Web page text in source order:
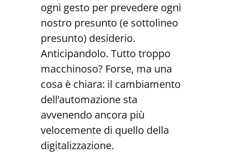
ogni gesto per prevedere ogni
nostro presunto (e sottolineo
presunto) desiderio.
Anticipandolo. Tutto troppo
macchinoso? Forse, ma una
cosa è chiara: il cambiamento
dell’automazione sta
avvenendo ancora più
velocemente di quello della
digitalizzazione.